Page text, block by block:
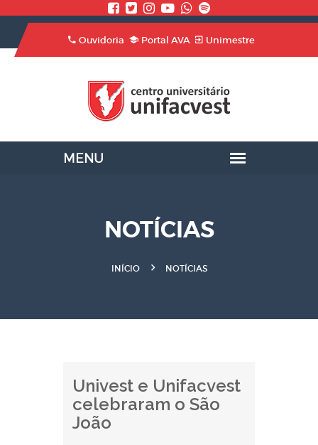
Ouvidoria Portal AVA Unimestre
NOTÍCIAS
INÍCIO NOTÍCIAS
Univest e Unifacvest
celebraram o São
João